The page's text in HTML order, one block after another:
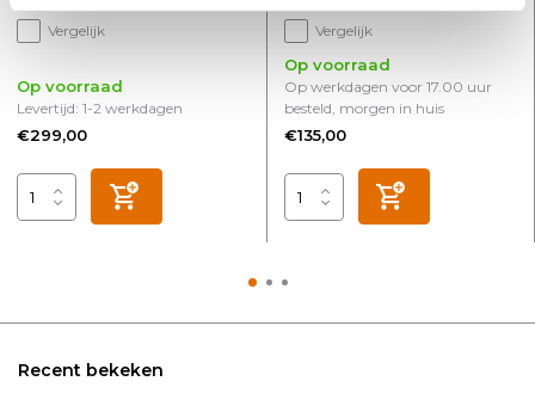
Vergelijk
Op voorraad
Levertijd: 1-2 werkdagen
€299,00
Vergelijk
Op voorraad
Op werkdagen voor 17.00 uur
besteld, morgen in huis
€135,00
Recent bekeken